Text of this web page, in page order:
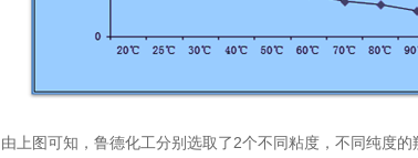
由上图可知，鲁德化工分别选取了2个不同粘度，不同纯度